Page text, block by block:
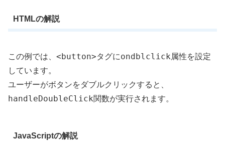
HTMLの解説
この例では、 <button>タグにondblclick属性を設定
しています。
ユーザーがボタンをダブルクリックすると、
handleDoubleClick関数が実行されます。
JavaScriptの解説